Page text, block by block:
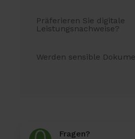
Präferieren Sie digitale
Leistungsnachweise?
Werden sensible
Fragen?
Fragen?